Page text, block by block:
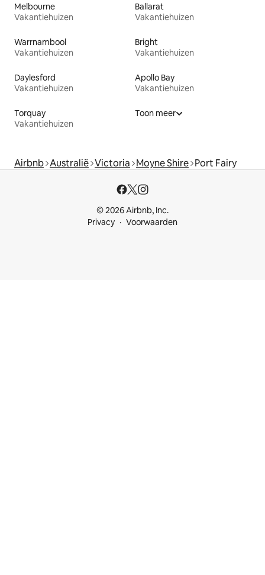
Melbourne
Vakantiehuizen
Ballarat
Vakantiehuizen
Warrnambool
Vakantiehuizen
Bright
Vakantiehuizen
Daylesford
Vakantiehuizen
Apollo Bay
Vakantiehuizen
Torquay
Vakantiehuizen
Toon meer
Airbnb Australië Victoria Moyne Shire Port Fairy
© 2026 Airbnb, Inc.
Privacy
Voorwaarden